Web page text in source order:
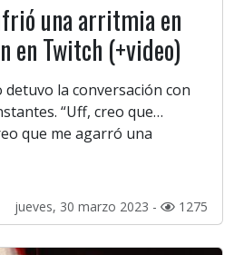
una arritmia en
en Twitch (+video)
la conversación con
“Uff, creo que…
que me agarró una
jueves, 30 marzo 2023 - 1275